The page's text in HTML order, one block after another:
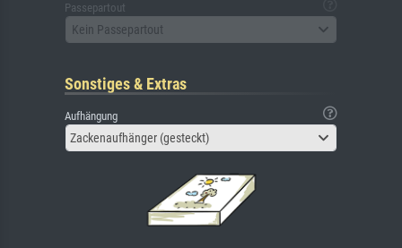
Passepartout
Kein Passepartout
Sonstiges & Extras
Aufhängung
Zackenaufhänger (gesteckt)